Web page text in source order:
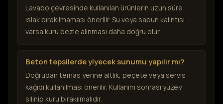
Lavabo çevresinde kullanılan ürünlerin uzun süre
ıslak bırakılmaması önerilir. Su veya sabun kalıntısı
varsa kuru bezle alınması daha doğru olur.
Beton tepsilerde yiyecek sunumu yapılır mı?
Doğrudan temas yerine altlık, peçete veya servis
kağıdı kullanılması önerilir. Kullanım sonrası yüzey
silinip kuru bırakılmalıdır.